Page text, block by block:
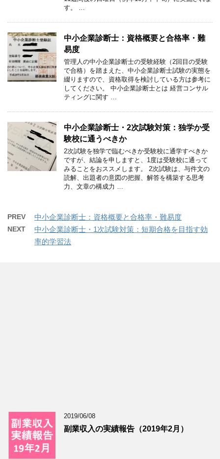
す。 …
中小企業診断士：資格概要と合格率・難
易度
管理人の中小企業診断士の受験経験（2回目の受験
で合格）を踏まえた、中小企業診断士試験の実態を
綴りますので、資格取得を検討している方は参考に
してください。 中小企業診断士とは 経営コンサル
ティングに関す …
中小企業診断士・2次試験対策：独学か受
験校に通うべきか
2次試験を独学で臨むべきか受験校に通学すべきか
ですが、結論を申しますと、1度は受験校に通って
みることをおススメします。 2次試験は、与件文の
読解、出題者の意図の把握、解答を構築する思考
力、文章の構成力 …
PREV 中小企業診断士：資格概要と合格率・難易度
NEXT
中小企業診断士・1次試験対策：短期合格を目指す効
率的学習法
2019/06/08
副業収入の実績報告（2019年2月）